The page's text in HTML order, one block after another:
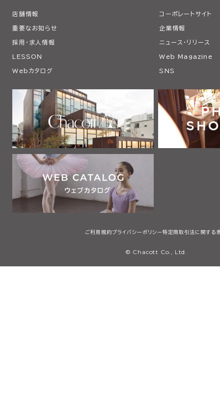
店舗情報 コーポレートサイト
重要なお知らせ 企業情報
採用・求人情報 ニュース・リリース
LESSON Web Magazine
Webカタログ SNS
ご利用規約プライバシーポリシー 特定商取引法に関する
© Chacott Co., Ltd.